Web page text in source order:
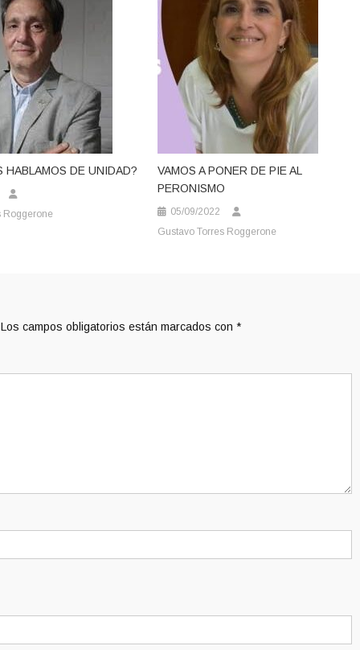
HABLAMOS DE UNIDAD?
Roggerone
VAMOS A PONER DE PIE AL
PERONISMO
05/09/2022
Gustavo Torres Roggerone
Los campos obligatorios están marcados con *